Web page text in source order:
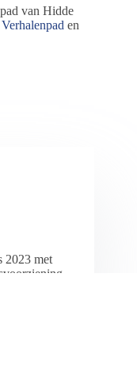
van Hidde
en
2023 met